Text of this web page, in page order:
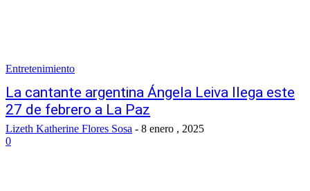
Entretenimiento
La cantante argentina Ángela Leiva llega este
27 de febrero a La Paz
Lizeth Katherine Flores Sosa - 8 enero , 2025
0